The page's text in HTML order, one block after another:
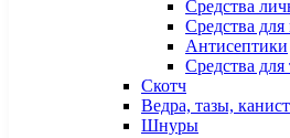
Средства
Средства
Антисептики
Средства для
Скотч
Ведра, тазы,
Шнуры